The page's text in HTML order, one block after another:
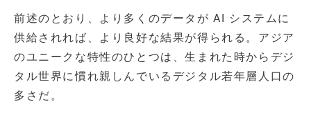
前述のとおり、より多くのデータが AI システムに
供給されれば、より良好な結果が得られる。アジア
のユニークな特性のひとつは、生まれた時からデジ
タル世界に慣れ親しんでいるデジタル若年層人口の
多さだ。